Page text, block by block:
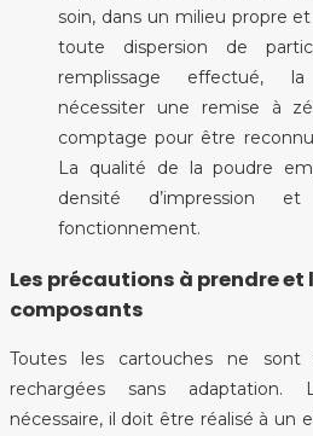
soin, dans un milieu propre
toute dispersion de
remplissage effectué,
nécessiter une remise à
comptage pour être
La qualité de la poudre
densité d’impression
fonctionnement.
Les précautions à prendre et
composants
Toutes les cartouches ne
rechargées sans adaptation.
nécessaire, il doit être réalisé à un